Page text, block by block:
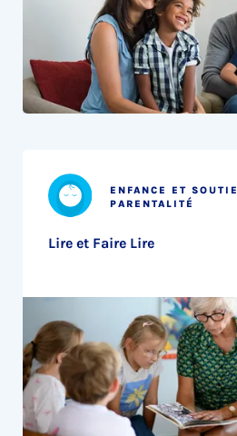
ENFANCE ET
PARENTALITÉ
Lire et Faire Lire